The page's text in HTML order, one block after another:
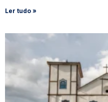
Ler tudo »